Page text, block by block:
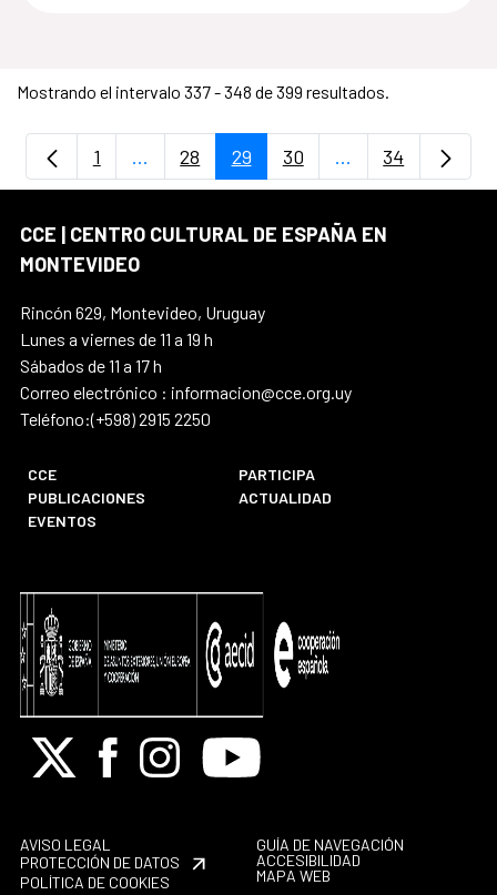
Mostrando el intervalo 337 - 348 de 399 resultados.
Página
1 ...Páginas intermedias Use TAB para
Página
28 Página
29 Página
30 ...PáginasPágina
34
CCE | CENTRO CULTURAL DE ESPAÑA EN
MONTEVIDEO
Rincón 629, Montevideo, Uruguay
Lunes a viernes de 11 a 19 h
Sábados de 11 a 17 h
Correo electrónico : informacion@cce.org.uy
Teléfono:(+598) 2915 2250
CCE
PARTICIPA
PUBLICACIONES
ACTUALIDAD
EVENTOS
X FacebookInstagramYoutube
AVISO LEGAL
PROTECCIÓN DE DATOS
POLÍTICA DE COOKIES
GUÍA DE NAVEGACIÓN
ACCESIBILIDAD
MAPA WEB